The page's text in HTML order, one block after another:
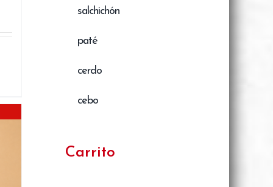
salchichón
paté
cerdo
cebo
Carrito